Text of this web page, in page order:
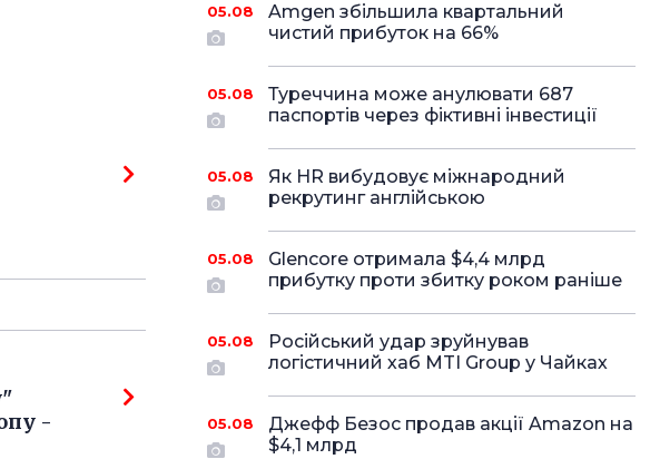
-
05.08
Amgen збільшила квартальний
чистий прибуток на 66%
05.08
Туреччина може анулювати 687
паспортів через фіктивні інвестиції
05.08
Як HR вибудовує міжнародний
рекрутинг англійською
05.08
Glencore отримала $4,4 млрд
прибутку проти збитку роком раніше
05.08
Російський удар зруйнував
логістичний хаб MTI Group у Чайках
05.08
Джефф Безос продав акції Amazon на
$4,1 млрд